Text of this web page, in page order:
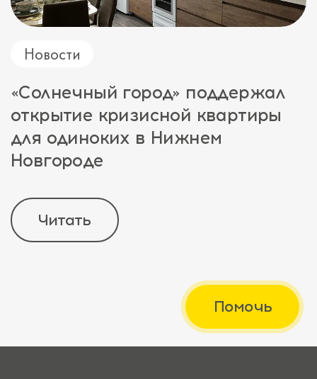
Новости
«Солнечный город» поддержал
открытие кризисной квартиры
для одиноких в Нижнем
Новгороде
Читать
Помочь